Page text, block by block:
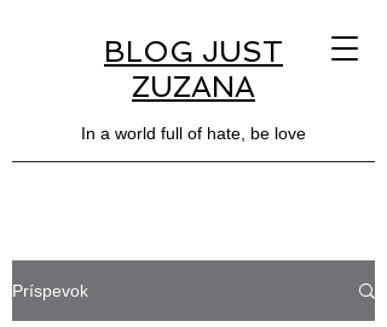
BLOG JUST
ZUZANA
In a world full of hate, be love
Príspevok